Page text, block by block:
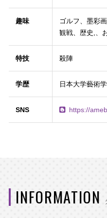
趣味
ゴルフ、墨彩
観戦、歴史,、
特技 殺陣
学歴 日本大学藝術
SNS https://
INFORMATION